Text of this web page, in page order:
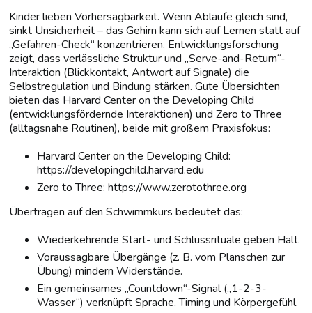
Kinder lieben Vorhersagbarkeit. Wenn Abläufe gleich sind,
sinkt Unsicherheit – das Gehirn kann sich auf Lernen statt auf
„Gefahren-Check“ konzentrieren. Entwicklungsforschung
zeigt, dass verlässliche Struktur und „Serve-and-Return“-
Interaktion (Blickkontakt, Antwort auf Signale) die
Selbstregulation und Bindung stärken. Gute Übersichten
bieten das Harvard Center on the Developing Child
(entwicklungsfördernde Interaktionen) und Zero to Three
(alltagsnahe Routinen), beide mit großem Praxisfokus:
Harvard Center on the Developing Child:
https://developingchild.harvard.edu
Zero to Three: https://www.zerotothree.org
Übertragen auf den Schwimmkurs bedeutet das:
Wiederkehrende Start- und Schlussrituale geben Halt.
Voraussagbare Übergänge (z. B. vom Planschen zur
Übung) mindern Widerstände.
Ein gemeinsames „Countdown“-Signal („1-2-3-
Wasser“) verknüpft Sprache, Timing und Körpergefühl.